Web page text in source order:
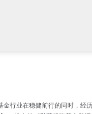
行业在稳健前行的同时，经